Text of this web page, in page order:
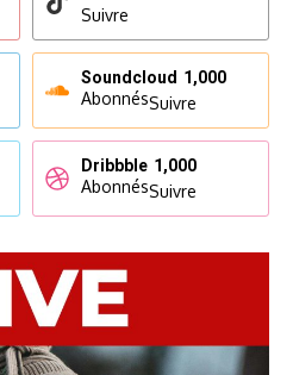
Suivre
Soundcloud 1,000
AbonnésSuivre
Dribbble 1,000
AbonnésSuivre